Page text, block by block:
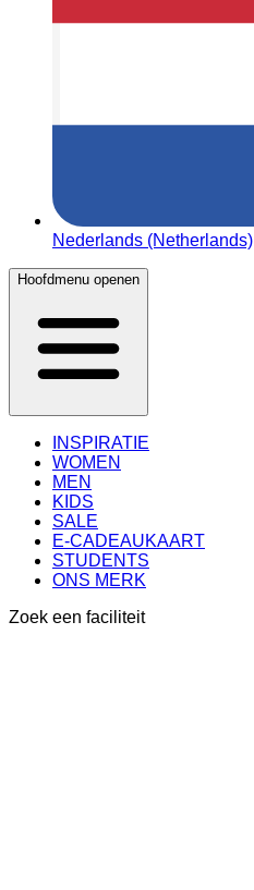
Nederlands (Netherlands)
Hoofdmenu openen
INSPIRATIE
WOMEN
MEN
KIDS
SALE
E-CADEAUKAART
STUDENTS
ONS MERK
Zoek een faciliteit